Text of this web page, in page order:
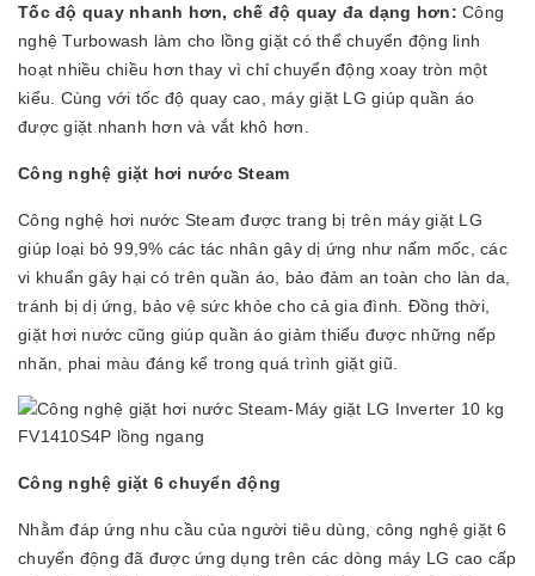
Tốc độ quay nhanh hơn, chế độ quay đa dạng hơn: Công
nghệ Turbowash làm cho lồng giặt có thể chuyển động linh
hoạt nhiều chiều hơn thay vì chỉ chuyển động xoay tròn một
kiểu. Cùng với tốc độ quay cao, máy giặt LG giúp quần áo
được giặt nhanh hơn và vắt khô hơn.
Công nghệ giặt hơi nước Steam
Công nghệ hơi nước Steam được trang bị trên máy giặt LG
giúp loại bỏ 99,9% các tác nhân gây dị ứng như nấm mốc, các
vi khuẩn gây hại có trên quần áo, bảo đảm an toàn cho làn da,
tránh bị dị ứng, bảo vệ sức khỏe cho cả gia đình. Đồng thời,
giặt hơi nước cũng giúp quần áo giảm thiểu được những nếp
nhăn, phai màu đáng kể trong quá trình giặt giũ.
Công nghệ giặt 6 chuyển động
Nhằm đáp ứng nhu cầu của người tiêu dùng, công nghệ giặt 6
chuyển động đã được ứng dụng trên các dòng máy LG cao cấp